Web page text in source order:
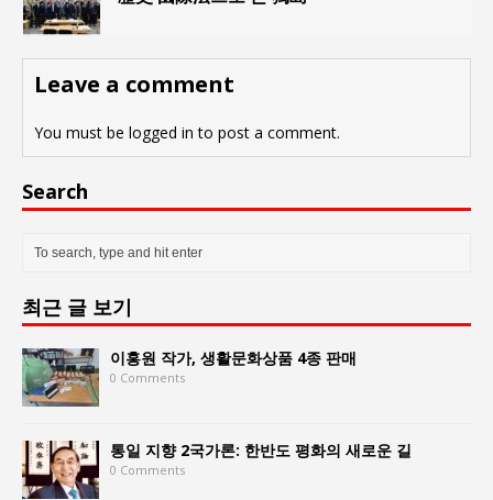
Leave a comment
You must be logged in to post a comment.
Search
최근 글 보기
이홍원 작가, 생활문화상품 4종 판매
0 Comments
통일 지향 2국가론: 한반도 평화의 새로운 길
0 Comments